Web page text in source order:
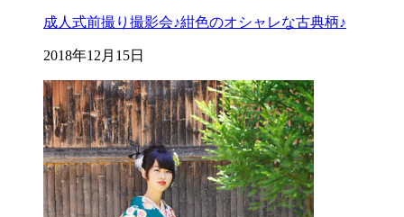
成人式前撮り撮影会♪紺色のオシャレな古典柄♪
2018年12月15日